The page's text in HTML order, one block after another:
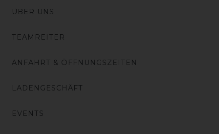
ÜBER UNS
TEAMREITER
ANFAHRT & ÖFFNUNGSZEITEN
LADENGESCHÄFT
EVENTS